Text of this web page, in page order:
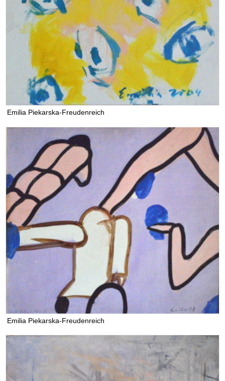
Emilia Piekarska-Freudenreich
Emilia Piekarska-Freudenreich